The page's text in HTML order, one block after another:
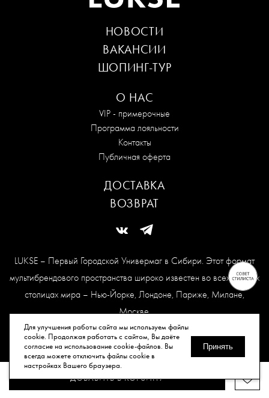
Для улучшения работы сайта мы используем файлы
cookie. Продолжая работать с сайтом, Вы даёте
согласие на использование cookie-файлов. Вы
всегда можете отключить файлы cookie в
настройках Вашего браузера.
Принять
ДОБАВИТЬ В КОРЗИНУ
LUKSE – Первый Городской Универмаг в Сибири. Этот формат
мультибрендового пространства широко известен во всех модных
столицах мира – Нью-Йорке, Лондоне, Париже, Милане,
Москве.
Карта сайта
© Все права защищены, 2026.
О НАС
VIP - примерочные
Программа лояльности
Контакты
Публичная оферта
НОВОСТИ
ВАКАНСИИ
ШОПИНГ-ТУР
ДОСТАВКА
ВОЗВРАТ